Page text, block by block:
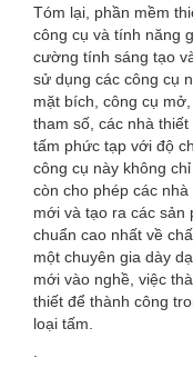
Tóm lại, phần mềm
công cụ và tính năng
cường tính sáng tạo
sử dụng các công cụ
mặt bích, công cụ
tham số, các nhà
tấm phức tạp với độ
công cụ này không
còn cho phép các
mới và tạo ra các sản
chuẩn cao nhất về
một chuyên gia dày
mới vào nghề, việc
thiết để thành công
loại tấm.